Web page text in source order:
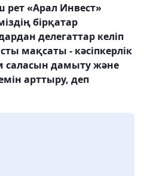
«Арал Инвест»
бірқатар
делегаттар келіп
мақсаты - кәсіпкерлік
саласын дамыту және
арттыру, деп